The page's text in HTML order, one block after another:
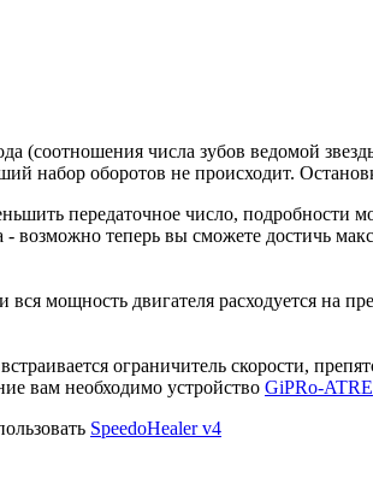
(соотношения числа зубов ведомой
набор оборотов не происходит.
передаточное число, подробности
теперь вы сможете достичь
мощность двигателя расходуется на
ограничитель скорости,
вам необходимо устройство GiPRo-ATRE
SpeedoHealer v4